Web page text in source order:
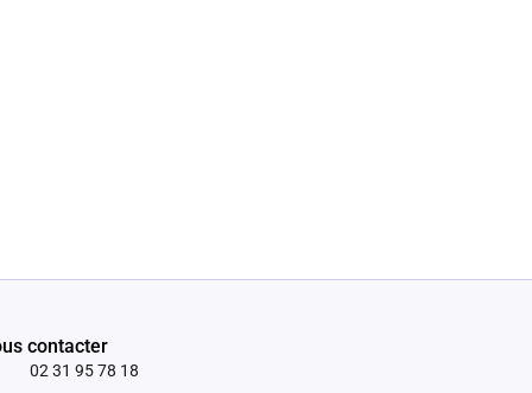
contacter
02 31 95 78 18